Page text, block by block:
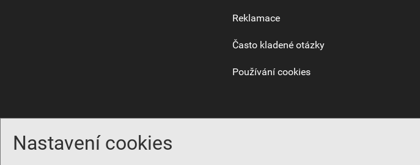
Nastavení cookies
Reklamace
Často kladené otázky
Používání cookies